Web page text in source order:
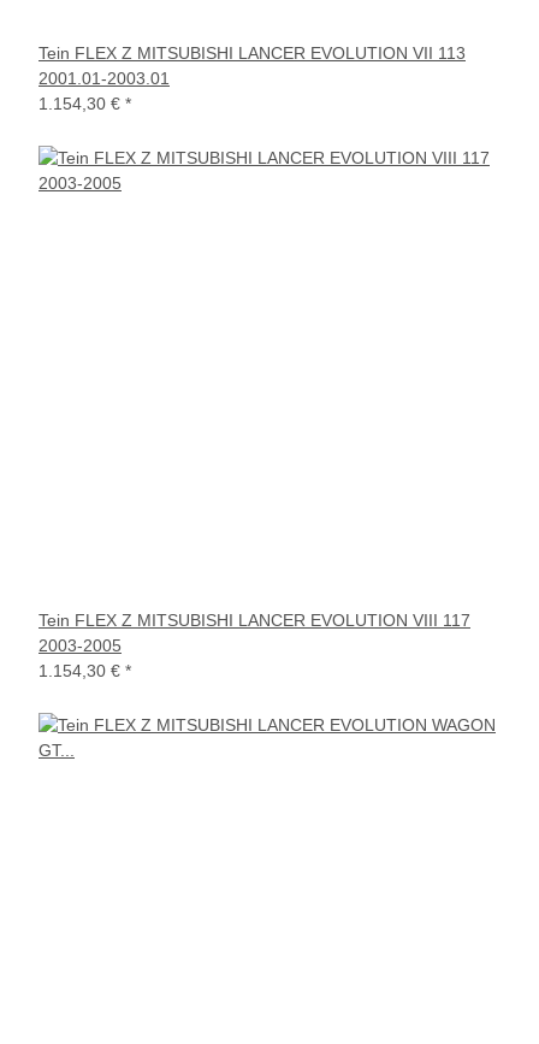
Tein FLEX Z MITSUBISHI LANCER EVOLUTION VII 113
2001.01-2003.01
1.154,30 € *
Tein FLEX Z MITSUBISHI LANCER EVOLUTION VIII 117
2003-2005
1.154,30 € *